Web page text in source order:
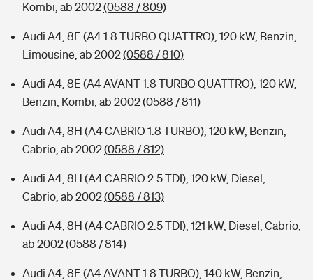
Kombi, ab 2002(0588 / 809)
Audi A4, 8E (A4 1.8 TURBO QUATTRO), 120 kW, Benzin,
Limousine, ab 2002(0588 / 810)
Audi A4, 8E (A4 AVANT 1.8 TURBO QUATTRO), 120 kW,
Benzin, Kombi, ab 2002(0588 / 811)
Audi A4, 8H (A4 CABRIO 1.8 TURBO), 120 kW, Benzin,
Cabrio, ab 2002(0588 / 812)
Audi A4, 8H (A4 CABRIO 2.5 TDI), 120 kW, Diesel,
Cabrio, ab 2002(0588 / 813)
Audi A4, 8H (A4 CABRIO 2.5 TDI), 121 kW, Diesel, Cabrio,
ab 2002(0588 / 814)
Audi A4, 8E (A4 AVANT 1.8 TURBO), 140 kW, Benzin,